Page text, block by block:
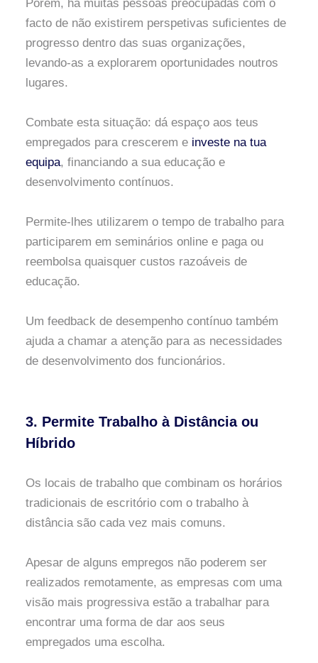
Porém, há muitas pessoas preocupadas com o
facto de não existirem perspetivas suficientes de
progresso dentro das suas organizações,
levando-as a explorarem oportunidades noutros
lugares.
Combate esta situação: dá espaço aos teus
empregados para crescerem e investe na tua
equipa, financiando a sua educação e
desenvolvimento contínuos.
Permite-lhes utilizarem o tempo de trabalho para
participarem em seminários online e paga ou
reembolsa quaisquer custos razoáveis de
educação.
Um feedback de desempenho contínuo também
ajuda a chamar a atenção para as necessidades
de desenvolvimento dos funcionários.
3. Permite Trabalho à Distância ou
Híbrido
Os locais de trabalho que combinam os horários
tradicionais de escritório com o trabalho à
distância são cada vez mais comuns.
Apesar de alguns empregos não poderem ser
realizados remotamente, as empresas com uma
visão mais progressiva estão a trabalhar para
encontrar uma forma de dar aos seus
empregados uma escolha.